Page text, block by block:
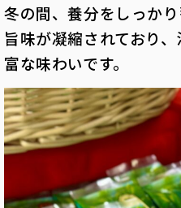
冬の間、養分をしっか
旨味が凝縮されており
富な味わいです。